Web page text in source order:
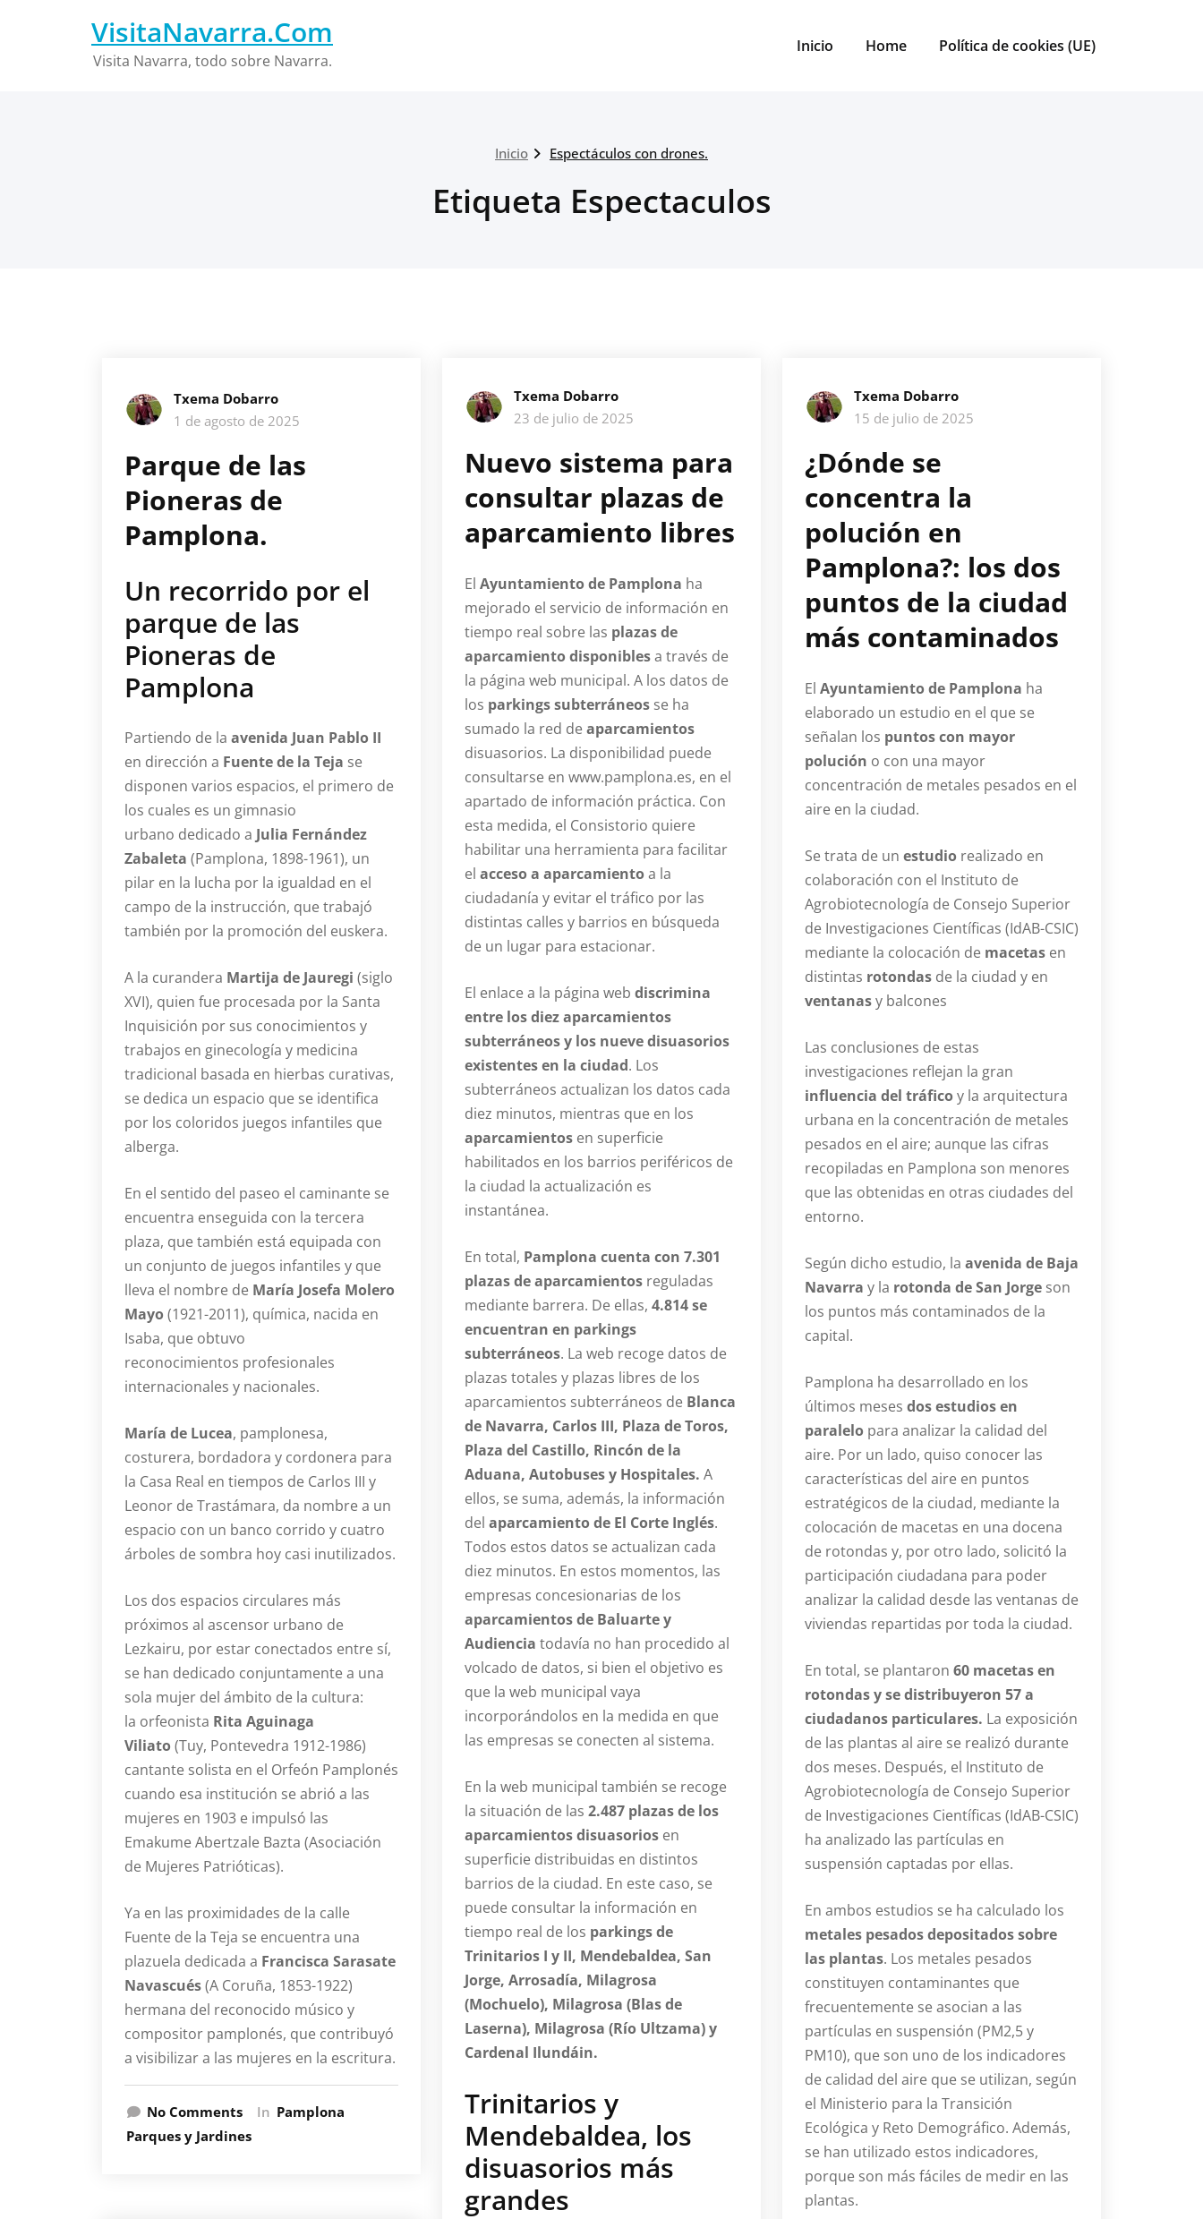
VisitaNavarra.Com
Visita Navarra, todo sobre Navarra.
Inicio Home Política de cookies (UE)
Inicio Espectáculos con drones.
Etiqueta Espectaculos
Txema Dobarro
1 de agosto de 2025
Parque de las
Pioneras de
Pamplona.
Un recorrido por el
parque de las
Pioneras de
Pamplona
Partiendo de la avenida Juan Pablo II
en dirección a Fuente de la Teja se
disponen varios espacios, el primero de
los cuales es un gimnasio
urbano dedicado a Julia Fernández
Zabaleta (Pamplona, 1898-1961), un
pilar en la lucha por la igualdad en el
campo de la instrucción, que trabajó
también por la promoción del euskera.
A la curandera Martija de Jauregi (siglo
XVI), quien fue procesada por la Santa
Inquisición por sus conocimientos y
trabajos en ginecología y medicina
tradicional basada en hierbas curativas,
se dedica un espacio que se identifica
por los coloridos juegos infantiles que
alberga.
En el sentido del paseo el caminante se
encuentra enseguida con la tercera
plaza, que también está equipada con
un conjunto de juegos infantiles y que
lleva el nombre de María Josefa Molero
Mayo(1921-2011), química, nacida en
Isaba, que obtuvo
reconocimientos profesionales
internacionales y nacionales.
María de Lucea, pamplonesa,
costurera, bordadora y cordonera para
la Casa Real en tiempos de Carlos III y
Leonor de Trastámara, da nombre a un
espacio con un banco corrido y cuatro
árboles de sombra hoy casi inutilizados.
Los dos espacios circulares más
próximos al ascensor urbano de
Lezkairu, por estar conectados entre sí,
se han dedicado conjuntamente a una
sola mujer del ámbito de la cultura:
la orfeonista Rita Aguinaga
Viliato(Tuy, Pontevedra 1912-1986)
cantante solista en el Orfeón Pamplonés
cuando esa institución se abrió a las
mujeres en 1903 e impulsó las
Emakume Abertzale Bazta (Asociación
de Mujeres Patrióticas).
Ya en las proximidades de la calle
Fuente de la Teja se encuentra una
plazuela dedicada a Francisca Sarasate
Navascués(A Coruña, 1853-1922)
hermana del reconocido músico y
compositor pamplonés, que contribuyó
a visibilizar a las mujeres en la escritura.
No Comments In Pamplona
Parques y Jardines
Txema Dobarro
23 de julio de 2025
Nuevo sistema para
consultar plazas de
aparcamiento libres
El Ayuntamiento de Pamplona ha
mejorado el servicio de información en
tiempo real sobre las plazas de
aparcamiento disponiblesa través de
la página web municipal. A los datos de
los parkings subterráneos se ha
sumado la red de aparcamientos
disuasorios. La disponibilidad puede
consultarse en www.pamplona.es, en el
apartado de información práctica. Con
esta medida, el Consistorio quiere
habilitar una herramienta para facilitar
el acceso a aparcamientoa la
ciudadanía y evitar el tráfico por las
distintas calles y barrios en búsqueda
de un lugar para estacionar.
El enlace a la página web discrimina
entre los diez aparcamientos
subterráneos y los nueve disuasorios
existentes en la ciudad. Los
subterráneos actualizan los datos cada
diez minutos, mientras que en los
aparcamientos en superficie
habilitados en los barrios periféricos de
la ciudad la actualización es
instantánea.
En total, Pamplona cuenta con 7.301
plazas de aparcamientos reguladas
mediante barrera. De ellas, 4.814 se
encuentran en parkings
subterráneos. La web recoge datos de
plazas totales y plazas libres de los
aparcamientos subterráneos de Blanca
de Navarra, Carlos III, Plaza de Toros,
Plaza del Castillo, Rincón de la
Aduana, Autobuses y Hospitales. A
ellos, se suma, además, la información
del aparcamiento de El Corte Inglés.
Todos estos datos se actualizan cada
diez minutos. En estos momentos, las
empresas concesionarias de los
aparcamientos de Baluarte y
Audiencia todavía no han procedido al
volcado de datos, si bien el objetivo es
que la web municipal vaya
incorporándolos en la medida en que
las empresas se conecten al sistema.
En la web municipal también se recoge
la situación de las 2.487 plazas de los
aparcamientos disuasorios en
superficie distribuidas en distintos
barrios de la ciudad. En este caso, se
puede consultar la información en
tiempo real de los parkings de
Trinitarios I y II, Mendebaldea, San
Jorge, Arrosadía, Milagrosa
(Mochuelo), Milagrosa (Blas de
Laserna), Milagrosa (Río Ultzama) y
Cardenal Ilundáin.
Trinitarios y
Mendebaldea, los
disuasorios más
grandes
Txema Dobarro
15 de julio de 2025
¿Dónde se
concentra la
polución en
Pamplona?: los dos
puntos de la ciudad
más contaminados
El Ayuntamiento de Pamplona ha
elaborado un estudio en el que se
señalan los puntos con mayor
polución o con una mayor
concentración de metales pesados en el
aire en la ciudad.
Se trata de un estudio realizado en
colaboración con el Instituto de
Agrobiotecnología de Consejo Superior
de Investigaciones Científicas (IdAB-CSIC)
mediante la colocación de macetas en
distintas rotondas de la ciudad y en
ventanasy balcones
Las conclusiones de estas
investigaciones reflejan la gran
influencia del tráficoy la arquitectura
urbana en la concentración de metales
pesados en el aire; aunque las cifras
recopiladas en Pamplona son menores
que las obtenidas en otras ciudades del
entorno.
Según dicho estudio, la avenida de Baja
Navarra y la rotonda de San Jorge son
los puntos más contaminados de la
capital.
Pamplona ha desarrollado en los
últimos meses dos estudios en
paralelo para analizar la calidad del
aire. Por un lado, quiso conocer las
características del aire en puntos
estratégicos de la ciudad, mediante la
colocación de macetas en una docena
de rotondas y, por otro lado, solicitó la
participación ciudadana para poder
analizar la calidad desde las ventanas de
viviendas repartidas por toda la ciudad.
En total, se plantaron 60 macetas en
rotondas y se distribuyeron 57 a
ciudadanos particulares. La exposición
de las plantas al aire se realizó durante
dos meses. Después, el Instituto de
Agrobiotecnología de Consejo Superior
de Investigaciones Científicas (IdAB-CSIC)
ha analizado las partículas en
suspensión captadas por ellas.
En ambos estudios se ha calculado los
metales pesados depositados sobre
las plantas. Los metales pesados
constituyen contaminantes que
frecuentemente se asocian a las
partículas en suspensión (PM2,5 y
PM10), que son uno de los indicadores
de calidad del aire que se utilizan, según
el Ministerio para la Transición
Ecológica y Reto Demográfico. Además,
se han utilizado estos indicadores,
porque son más fáciles de medir en las
plantas.